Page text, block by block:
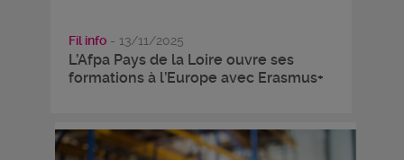
Fil info - 13/11/2025
L’Afpa Pays de la Loire ouvre ses
formations à l’Europe avec Erasmus+